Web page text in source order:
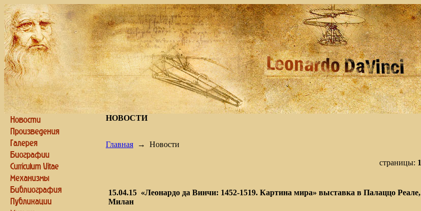
НОВОСТИ
Главная → Новости
страницы: 1
15.04.15 «Леонардо да Винчи: 1452-1519. Картина мира» выставка в Палаццо Реале,
Милан